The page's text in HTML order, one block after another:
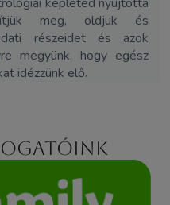
képleted nyújtotta
meg, oldjuk és
részeidet és azok
megyünk, hogy egész
idézzünk elő.